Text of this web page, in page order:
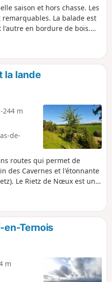
saison et hors chasse. Les
La balade est
en bordure de bois.
la lande
-244 m
de-
routes qui permet de
des Cavernes et l'étonnante
Le Rietz de Nœux est une
Bien sûr, ne pas
très grande partie du
quelques tracés, mais
balisage est minimaliste
2025). Les barrières sont
vous attaquer à ce
les 2 vidéos dont on
de Denis.
Ternois
m